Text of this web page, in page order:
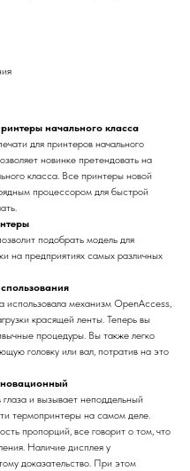
начального класса
для принтеров начального
новинке претендовать на
класса. Все принтеры новой
процессором для быстрой
подобрать модель для
на предприятиях самых различных
использовала механизм OpenAccess,
красящей ленты. Теперь вы
процедуры. Вы также легко
головку или вал, потратив на это
и вызывает неподдельный
термопринтеры на самом деле.
пропорций, все говорит о том, что
Наличие дисплея у
доказательство. При этом